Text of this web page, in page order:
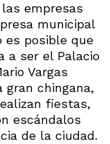
empresas
municipal
es posible que
a ser el Palacio
Vargas
gran chingana,
fiestas,
escándalos
de la ciudad.